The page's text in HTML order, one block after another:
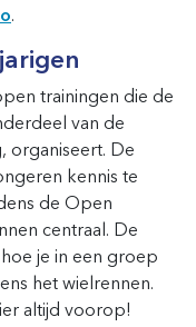
.
trainingen die de
van de
organiseert. De
kennis te
de Open
centraal. De
je in een groep
het wielrennen.
altijd voorop!